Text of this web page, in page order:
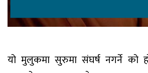
यो मुलुकमा सुरुमा संघर्ष नगर्ने को